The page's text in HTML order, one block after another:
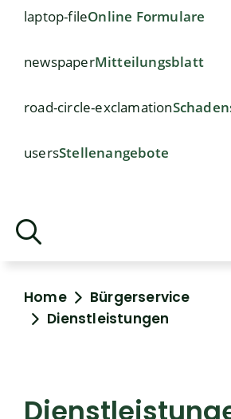
laptop-fileOnline Formulare
newspaperMitteilungsblatt
road-circle-exclamation
usersStellenangebote
Home
Bürgerservice
Dienstleistungen